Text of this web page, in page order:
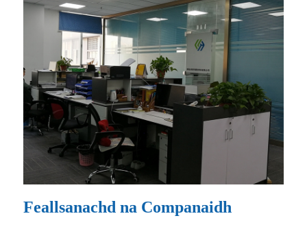
Feallsanachd na Companaidh